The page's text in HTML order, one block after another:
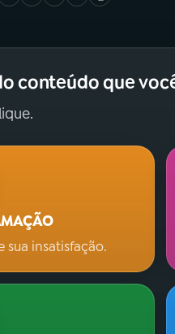
conteúdo que
sua insatisfação.